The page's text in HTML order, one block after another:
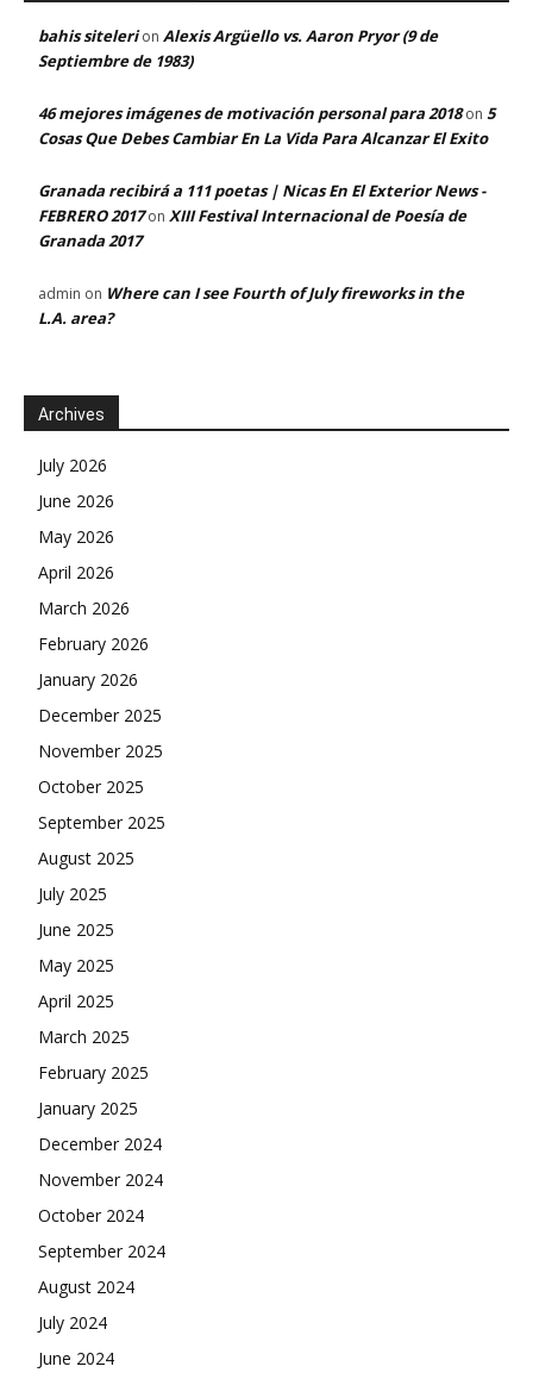
bahis sitelerion Alexis Argüello vs. Aaron Pryor (9 de
Septiembre de 1983)
46 mejores imágenes de motivación personal para 2018on 5
Cosas Que Debes Cambiar En La Vida Para Alcanzar El Exito
Granada recibirá a 111 poetas | Nicas En El Exterior News -
FEBRERO 2017on XIII Festival Internacional de Poesía de
Granada 2017
admin on Where can I see Fourth of July fireworks in the
L.A. area?
Archives
July 2026
June 2026
May 2026
April 2026
March 2026
February 2026
January 2026
December 2025
November 2025
October 2025
September 2025
August 2025
July 2025
June 2025
May 2025
April 2025
March 2025
February 2025
January 2025
December 2024
November 2024
October 2024
September 2024
August 2024
July 2024
June 2024